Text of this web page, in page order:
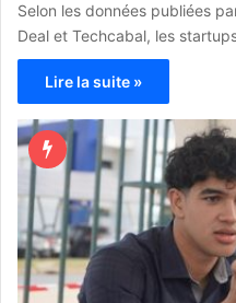
Selon les données publiées
Deal et Techcabal, les
Lire la suite »